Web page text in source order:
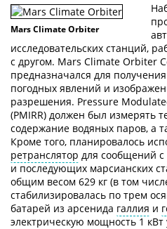
Mars Climate Orbiter
исследовательских станций,
с другом. Mars Climate Orbiter
предназначался для
погодных явлений и
разрешения. Pressure
(PMIRR) должен был измерять
содержание водяных паров, а
Кроме того, планировалось
ретранслятор для сообщений с
и последующих марсианских
общим весом 629 кг (в том
стабилизировалась по трем
батарей из арсенида галлия и
электрическую мощность 1 кВт